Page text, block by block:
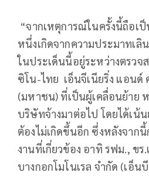
“จากเหตุการณ์ในครั้งนี้ถือเ
หนึ่งเกิดจากความประมาทเลิ
ในประเด็นนี้อยู่ระหว่างตรวจ
ซิโน-ไทย เอ็นจีเนียริ่ง แอนด์
(มหาชน) ที่เป็นผู้เคลื่อนย้าย
บริษัทจ้างมาต่อไป โดยได้เน้
ต้องไม่เกิดขึ้นอีก ซึ่งหลังจาก
งานที่เกี่ยวข้อง อาทิ รฟม., ข
บางกอกโมโนเรล จำกัด (เอ็น